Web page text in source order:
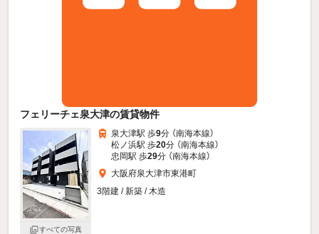
フェリーチェ泉大津の賃貸物件
すべての写真
泉大津駅 歩9分 （南海本線）
松ノ浜駅 歩20分 （南海本線）
忠岡駅 歩29分 （南海本線）
大阪府泉大津市東港町
3階建 / 新築 / 木造